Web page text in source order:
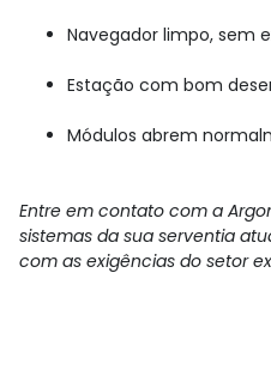
Navegador limpo, sem
Estação com bom
Módulos abrem
Entre em contato com a
sistemas da sua serventia
com as exigências do setor